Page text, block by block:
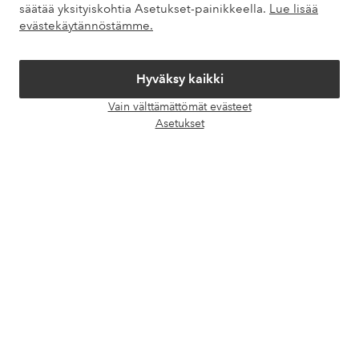
säätää yksityiskohtia Asetukset-painikkeella. Lue lisää
evästekäytännöstämme.
Hyväksy kaikki
Vain välttämättömät evästeet
Asetukset
Omat sivut
Tietoa Elloksesta